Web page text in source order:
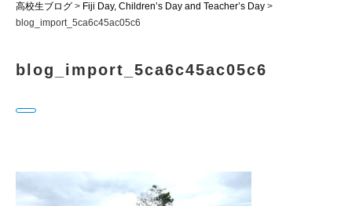
高校生ブログ > Fiji Day, Children’s Day and Teacher’s Day >
blog_import_5ca6c45ac05c6
blog_import_5ca6c45ac05c6